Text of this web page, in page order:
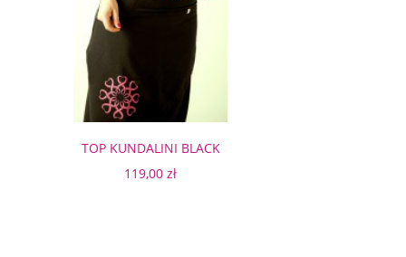
TOP KUNDALINI BLACK
119,00 zł